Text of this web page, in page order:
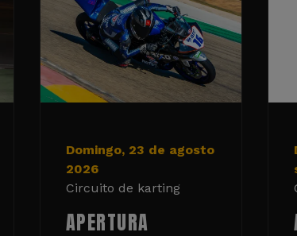
Domingo, 23 de agosto
2026
Circuito de karting
APERTURA